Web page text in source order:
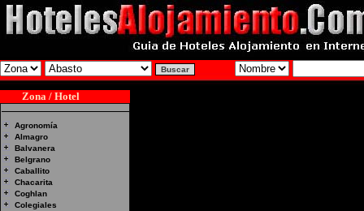
Zona / Hotel
Agronomía
Almagro
Balvanera
Belgrano
Caballito
Chacarita
Coghlan
Colegiales